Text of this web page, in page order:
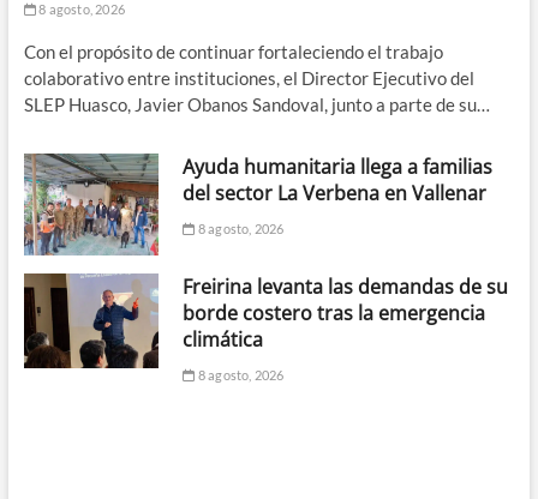
8 agosto, 2026
Con el propósito de continuar fortaleciendo el trabajo
colaborativo entre instituciones, el Director Ejecutivo del
SLEP Huasco, Javier Obanos Sandoval, junto a parte de su…
Ayuda humanitaria llega a familias
del sector La Verbena en Vallenar
8 agosto, 2026
Freirina levanta las demandas de su
borde costero tras la emergencia
climática
8 agosto, 2026